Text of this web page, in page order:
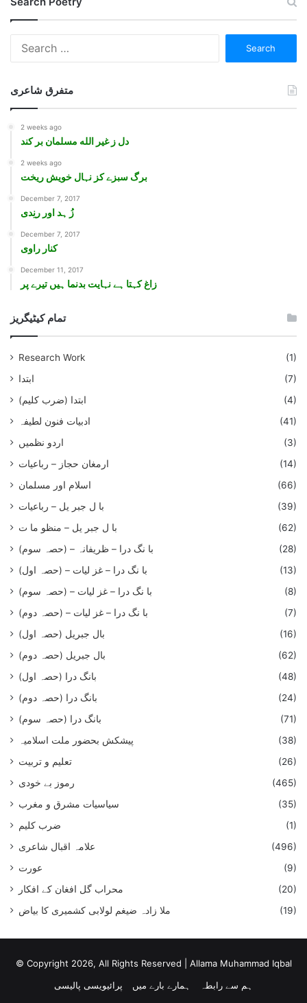
متفرق شاعری
2 weeks ago
دل ز غیر الله مسلمان بر کند
2 weeks ago
برگ سبزے کز نہال خویش ریخت
December 7, 2017
زُ ہد اور رنِدی
December 7, 2017
کنار راوی
December 11, 2017
زاغ کہتا ہے نہايت بدنما ہيں تيرے پر
تمام کیٹیگریز
Research Work
(1)
ابتدا
(7)
ابتدا (ضرب کلیم)
(4)
ادبیات فنون لطیفہ
(41)
اردو نظمیں
(3)
ارمغان حجاز – رباعیات
(14)
اسلام اور مسلمان
(66)
با ل جبر یل – رباعيات
(39)
با ل جبر یل – منظو ما ت
(62)
با نگ درا – ظریفانہ – (حصہ سوم)
(28)
با نگ درا – غز ليات – (حصہ اول)
(13)
با نگ درا – غز ليات – (حصہ سوم)
(8)
با نگ درا – غز لیات – (حصہ دوم)
(7)
بال جبریل (حصہ اول)
(16)
بال جبریل (حصہ دوم)
(62)
بانگ درا (حصہ اول)
(48)
بانگ درا (حصہ دوم)
(24)
بانگ درا (حصہ سوم)
(71)
پیشکش بحضور ملت اسلامیہ
(38)
تعلیم و تربیت
(26)
رموز بے خودی
(465)
سیاسیات مشرق و مغرب
(35)
ضرب کلیم
(1)
علامہ اقبال شاعری
(496)
عورت
(9)
محراب گل افغان کے افکار
(20)
ملا زادہ ضیغم لولابی کشمیری کا بیاض
(19)
© Copyright 2026, All Rights Reserved | Allama Muhammad Iqbal
پرائیویسی پالیسی
ہمارے بارے میں ہم سے رابطہ